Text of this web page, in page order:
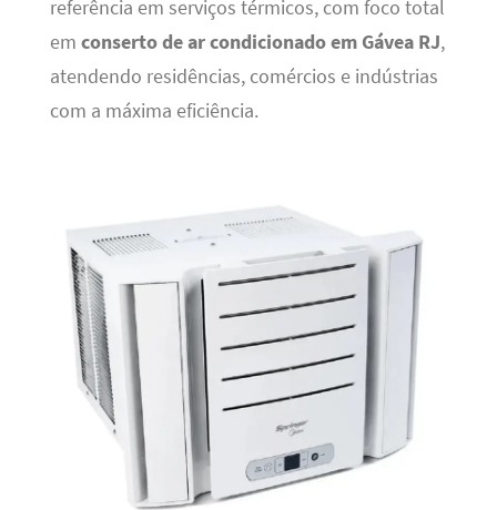
referência em serviços térmicos, com foco total
em conserto de ar condicionado em Gávea RJ,
atendendo residências, comércios e indústrias
com a máxima eficiência.